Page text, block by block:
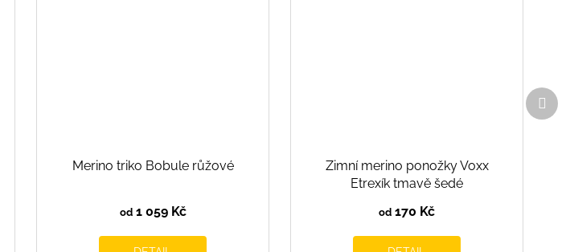
Merino triko Bobule růžové
od1 059 Kč
Zimní merino ponožky Voxx
Etrexík tmavě šedé
od 170 Kč